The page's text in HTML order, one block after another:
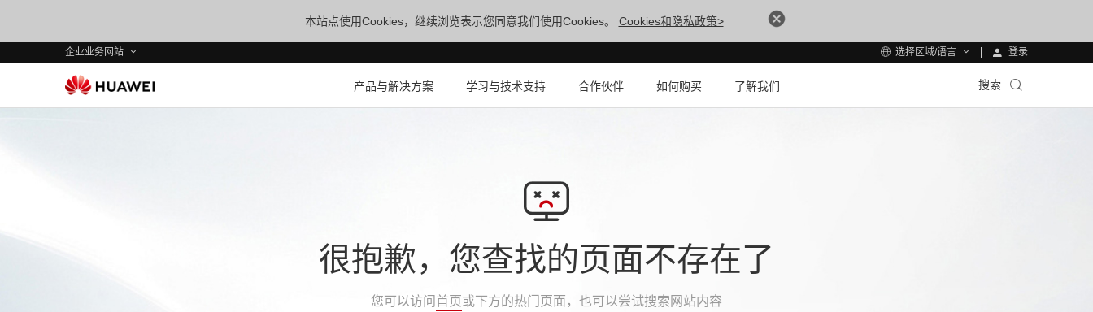
本站点使用Cookies，继续浏览表示您同意我们使用Cookies。 Cookies和隐私政策>
企业业务网站 选择区域/语言 登录
产品与解决方案 学习与技术支持 合作伙伴 如何购买 了解我们 搜索
很抱歉，您查找的页面不存在了
您可以访问 首页或下方的热门页面，也可以尝试搜索网站内容